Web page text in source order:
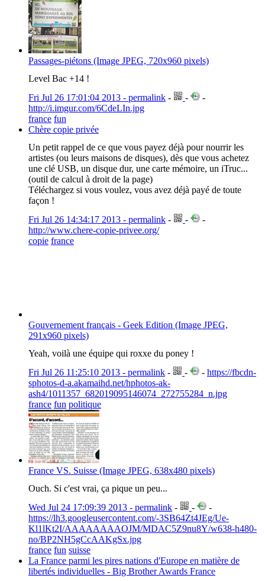
Passages-piétons (Image JPEG, 720x960 pixels)
Level Bac +14 !
Fri Jul 26 17:01:04 2013 - permalink - -
-
http://i.imgur.com/6CdeLIn.jpg
france fun
Chère copie privée
Un petit rappel de ce que vous payez déjà pour nourrir les
artistes (ou leurs maisons de disques), dès que vous achetez
une clé USB, un disque dur, une carte mémoire, un iTruc...
(outil de calcul à droit de la page)
Téléchargez si vous voulez, vous avez déjà payé de toute
façon !
Fri Jul 26 14:34:17 2013 - permalink - -
-
http://www.chere-copie-privee.org/
copie france
Gouvernement français - Geek Edition (Image JPEG,
291x960 pixels)
Yeah, voilà une équipe qui roxxe du poney !
Fri Jul 26 11:25:10 2013 - permalink - - - https://fbcdn-
sphotos-d-a.akamaihd.net/hphotos-ak-
ash4/1011357_682019095146074_272755284_n.jpg
france fun politique
France VS. Suisse (Image JPEG, 638x480 pixels)
Ouch. Si c'est vrai, ça pique un peu...
Wed Jul 24 17:09:39 2013 - permalink - -
-
https://lh3.googleusercontent.com/-3SB64Zt4JEg/Ue-
Kl1lKt2I/AAAAAAAAOJM/MDAC5Z9nu8Y/w638-h480-
no/BP2NH5gCcAAKgSx.jpg
france fun suisse
La France parmi les pires nations d'Europe en matière de
libertés individuelles - Big Brother Awards France